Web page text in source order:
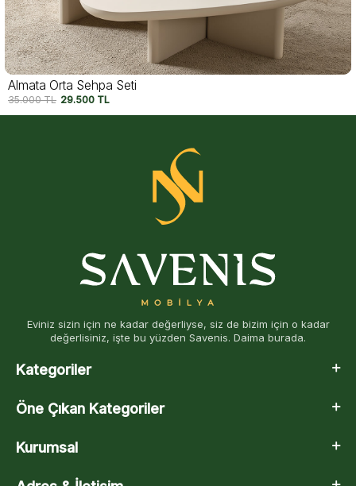
Lunar Orta Sehpa
24.490TL
Eviniz sizin için ne kadar değerliyse, siz de bizim için o kadar
değerlisiniz, işte bu yüzden Savenis. Daima burada.
Kategoriler
Öne Çıkan Kategoriler
Kurumsal